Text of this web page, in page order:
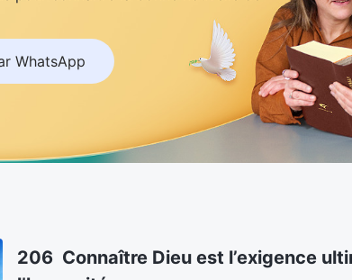
WhatsApp
206 Connaître Dieu est l’exigence